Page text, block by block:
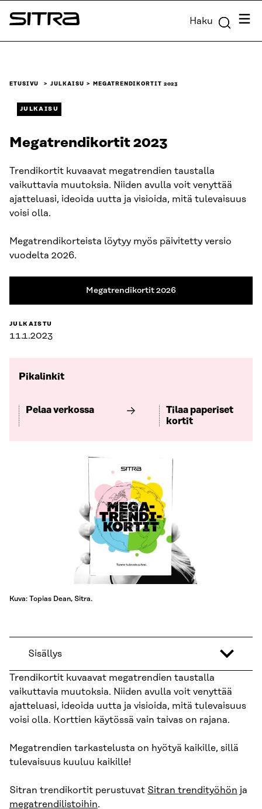
Siirry
suoraan
Sitra Haku
ETUSIVU JULKAISU MEGATRENDIKORTIT 2023
JULKAISU
Megatrendikortit 2023
Trendikortit kuvaavat megatrendien taustalla
vaikuttavia muutoksia. Niiden avulla voit venyttää
ajatteluasi, ideoida uutta ja visioida, mitä tulevaisuus
voisi olla.
Megatrendikorteista löytyy myös päivitetty versio
vuodelta 2026.
Megatrendikortit 2026
JULKAISTU
11.1.2023
Pikalinkit
Pelaa verkossa
Tilaa paperiset
kortit
Kuva: Topias Dean, Sitra.
Sisällys
Trendikortit kuvaavat megatrendien taustalla
vaikuttavia muutoksia. Niiden avulla voit venyttää
ajatteluasi, ideoida uutta ja visioida, mitä tulevaisuus
voisi olla. Korttien käytössä vain taivas on rajana.
Megatrendien tarkastelusta on hyötyä kaikille, sillä
tulevaisuus kuuluu kaikille!
Sitran trendikortit perustuvat Sitran trendityöhön ja
megatrendilistoihin.